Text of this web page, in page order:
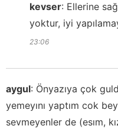
kevser: Ellerine
yoktur, iyi
23:06
aygul: Önyazıya çok
yemeyını yaptım cok
sevmeyenler de (esım,